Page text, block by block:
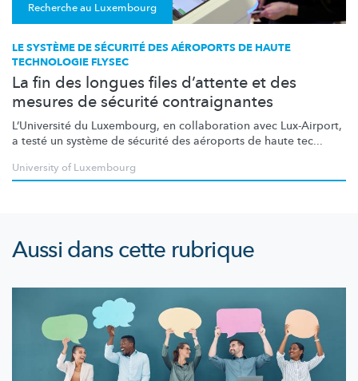
Recherche au Luxembourg
LE SYSTÈME DE SÉCURITÉ DES AÉROPORTS DE HAUTE
TECHNOLOGIE FLYSEC
La fin des longues files d’attente et des
mesures de sécurité contraignantes
L’Université du Luxembourg, en collaboration avec Lux-Airport,
a testé un système de sécurité des aéroports de haute tec...
University of Luxembourg
Aussi dans cette rubrique